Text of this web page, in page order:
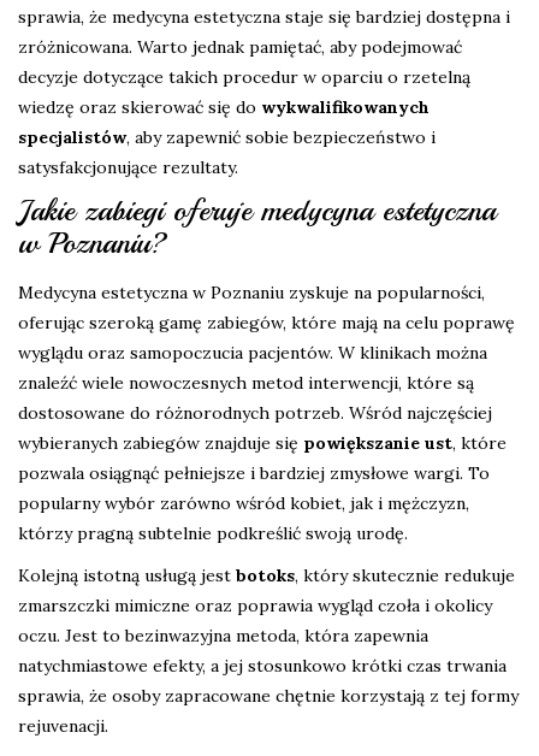
sprawia, że medycyna estetyczna staje się bardziej dostępna i
zróżnicowana. Warto jednak pamiętać, aby podejmować
decyzje dotyczące takich procedur w oparciu o rzetelną
wiedzę oraz skierować się do wykwalifikowanych
specjalistów, aby zapewnić sobie bezpieczeństwo i
satysfakcjonujące rezultaty.
Jakie zabiegi oferuje medycyna estetyczna
w Poznaniu?
Medycyna estetyczna w Poznaniu zyskuje na popularności,
oferując szeroką gamę zabiegów, które mają na celu poprawę
wyglądu oraz samopoczucia pacjentów. W klinikach można
znaleźć wiele nowoczesnych metod interwencji, które są
dostosowane do różnorodnych potrzeb. Wśród najczęściej
wybieranych zabiegów znajduje się powiększanie ust, które
pozwala osiągnąć pełniejsze i bardziej zmysłowe wargi. To
popularny wybór zarówno wśród kobiet, jak i mężczyzn,
którzy pragną subtelnie podkreślić swoją urodę.
Kolejną istotną usługą jest botoks, który skutecznie redukuje
zmarszczki mimiczne oraz poprawia wygląd czoła i okolicy
oczu. Jest to bezinwazyjna metoda, która zapewnia
natychmiastowe efekty, a jej stosunkowo krótki czas trwania
sprawia, że osoby zapracowane chętnie korzystają z tej formy
rejuvenacji.